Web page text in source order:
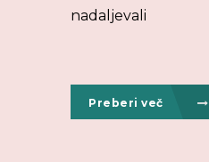
nadaljevali
Preberi več